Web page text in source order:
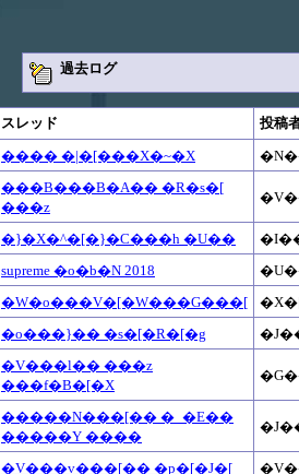
過去ログ
スレッド
投稿
���� �|�[���X�~�X
���B���B�A�� �R�s�[
���z
�}�X�^�[�}�C���h �U��
supreme �o�b�N 2018
�W�o���V�[�W���G���[
�o���}�� �s�[�R�[�g
�V���l�� ���z
���f�B�[�X
�����N���[�� �_�E��
�����Y ����
�V���v���[�� �p�[�J�[